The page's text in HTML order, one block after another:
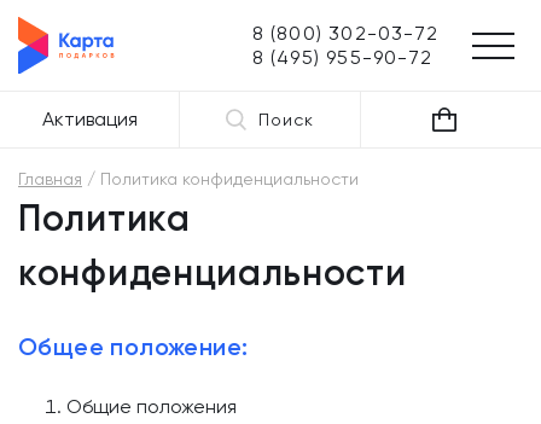
8 (800) 302-03-72
8 (495) 955-90-72
Активация Поиск
Главная Политика конфиденциальности
Политика
конфиденциальности
Общее положение:
Общие положения